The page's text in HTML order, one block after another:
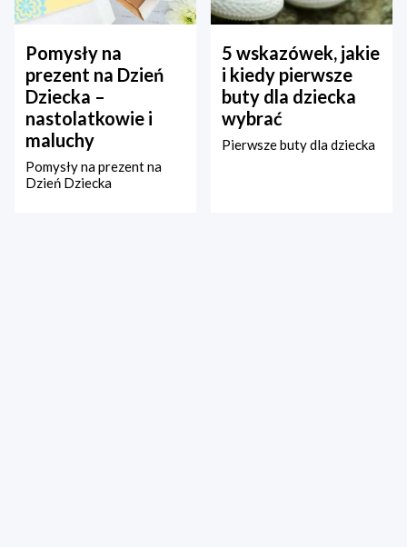
Pomysły na
prezent na Dzień
Dziecka –
nastolatkowie i
maluchy
Pomysły na prezent na
Dzień Dziecka
5 wskazówek, jakie
i kiedy pierwsze
buty dla dziecka
wybrać
Pierwsze buty dla dziecka